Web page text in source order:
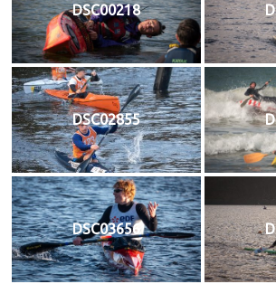
DSC00218
DSC02855
DSC03656